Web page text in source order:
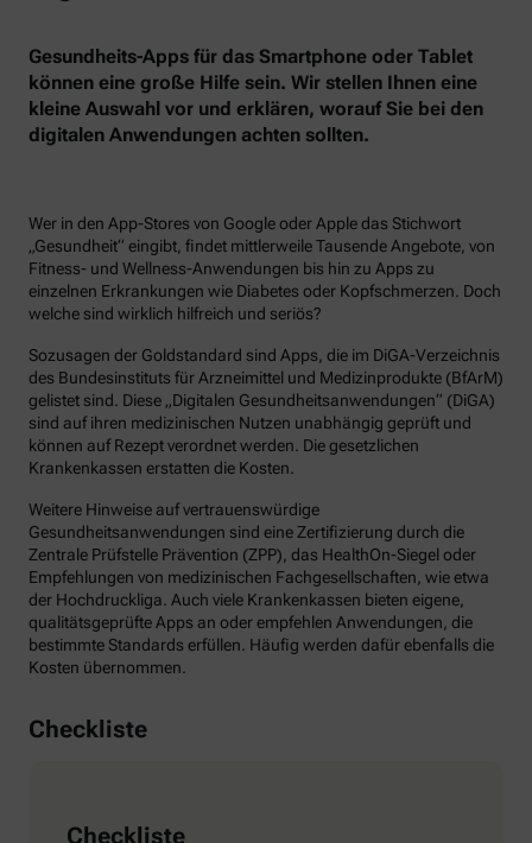
Gesundheits-Apps für das Smartphone oder Tablet
können eine große Hilfe sein. Wir stellen Ihnen eine
kleine Auswahl vor und erklären, worauf Sie bei den
digitalen Anwendungen achten sollten.
Wer in den App-Stores von Google oder Apple das Stichwort
„Gesundheit“ eingibt, findet mittlerweile Tausende Angebote, von
Fitness- und Wellness-Anwendungen bis hin zu Apps zu
einzelnen Erkrankungen wie Diabetes oder Kopfschmerzen. Doch
welche sind wirklich hilfreich und seriös?
Sozusagen der Goldstandard sind Apps, die im DiGA-Verzeichnis
des Bundesinstituts für Arzneimittel und Medizinprodukte (BfArM)
gelistet sind. Diese „Digitalen Gesundheitsanwendungen“ (DiGA)
sind auf ihren medizinischen Nutzen unabhängig geprüft und
können auf Rezept verordnet werden. Die gesetzlichen
Krankenkassen erstatten die Kosten.
Weitere Hinweise auf vertrauenswürdige
Gesundheitsanwendungen sind eine Zertifizierung durch die
Zentrale Prüfstelle Prävention (ZPP), das HealthOn-Siegel oder
Empfehlungen von medizinischen Fachgesellschaften, wie etwa
der Hochdruckliga. Auch viele Krankenkassen bieten eigene,
qualitätsgeprüfte Apps an oder empfehlen Anwendungen, die
bestimmte Standards erfüllen. Häufig werden dafür ebenfalls die
Kosten übernommen.
Checkliste
Checkliste